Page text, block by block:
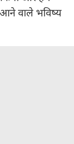
वाले भविष्य